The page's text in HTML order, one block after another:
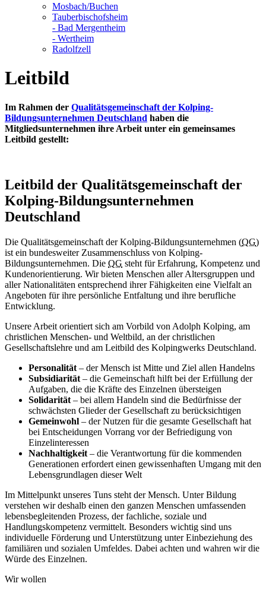
Mosbach/Buchen
Tauberbischofsheim
- Bad Mergentheim
- Wertheim
Radolfzell
Leitbild
Im Rahmen der Qualitätsgemeinschaft der Kolping-
Bildungsunternehmen Deutschland haben die
Mitgliedsunternehmen ihre Arbeit unter ein gemeinsames
Leitbild gestellt:
Leitbild der Qualitätsgemeinschaft der
Kolping-Bildungsunternehmen
Deutschland
Die Qualitätsgemeinschaft der Kolping-Bildungsunternehmen (QG)
ist ein bundesweiter Zusammenschluss von Kolping-
Bildungsunternehmen. Die QG steht für Erfahrung, Kompetenz und
Kundenorientierung. Wir bieten Menschen aller Altersgruppen und
aller Nationalitäten entsprechend ihrer Fähigkeiten eine Vielfalt an
Angeboten für ihre persönliche Entfaltung und ihre berufliche
Entwicklung.
Unsere Arbeit orientiert sich am Vorbild von Adolph Kolping, am
christlichen Menschen- und Weltbild, an der christlichen
Gesellschaftslehre und am Leitbild des Kolpingwerks Deutschland.
Personalität – der Mensch ist Mitte und Ziel allen Handelns
Subsidiarität – die Gemeinschaft hilft bei der Erfüllung der
Aufgaben, die die Kräfte des Einzelnen übersteigen
Solidarität – bei allem Handeln sind die Bedürfnisse der
schwächsten Glieder der Gesellschaft zu berücksichtigen
Gemeinwohl – der Nutzen für die gesamte Gesellschaft hat
bei Entscheidungen Vorrang vor der Befriedigung von
Einzelinteressen
Nachhaltigkeit – die Verantwortung für die kommenden
Generationen erfordert einen gewissenhaften Umgang mit den
Lebensgrundlagen dieser Welt
Im Mittelpunkt unseres Tuns steht der Mensch. Unter Bildung
verstehen wir deshalb einen den ganzen Menschen umfassenden
lebensbegleitenden Prozess, der fachliche, soziale und
Handlungskompetenz vermittelt. Besonders wichtig sind uns
individuelle Förderung und Unterstützung unter Einbeziehung des
familiären und sozialen Umfeldes. Dabei achten und wahren wir die
Würde des Einzelnen.
Wir wollen